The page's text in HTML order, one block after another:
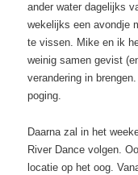
ander water dagelijks
wekelijks een avondje
te vissen. Mike en ik
weinig samen gevist
verandering in
poging.
Daarna zal in het
River Dance volgen.
locatie op het oog.